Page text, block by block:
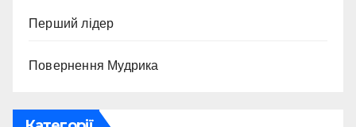
Перший лідер
Повернення Мудрика